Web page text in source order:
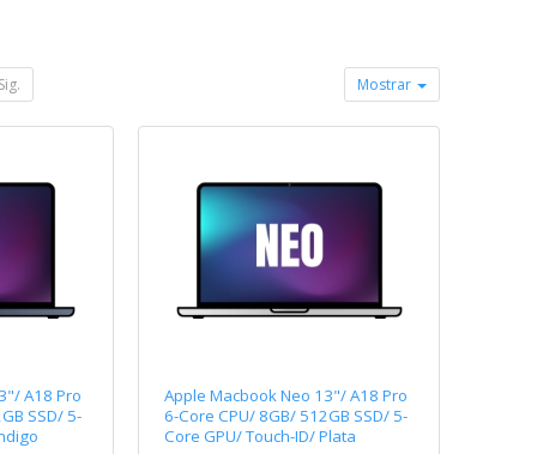
Sig. Mostrar
A18 Pro
SSD/ 5-
Apple Macbook Neo 13"/ A18 Pro
6-Core CPU/ 8GB/ 512GB SSD/ 5-
Core GPU/ Touch-ID/ Plata